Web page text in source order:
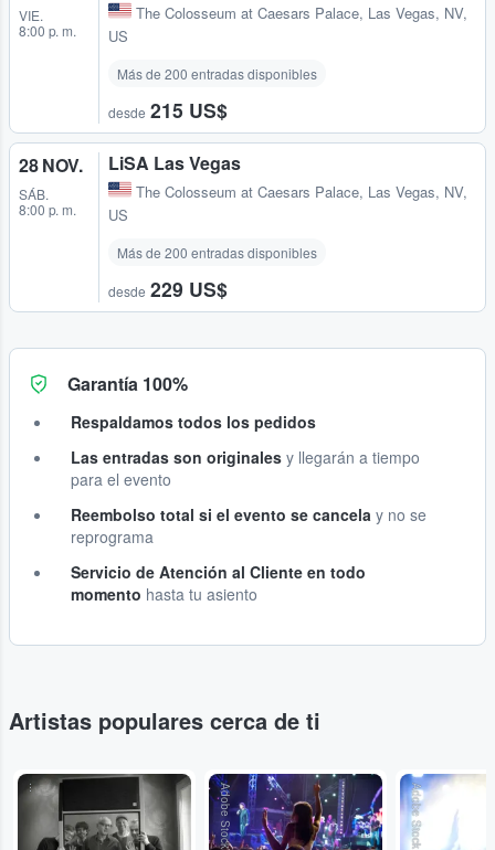
VIE.
8:00 p. m.
The Colosseum at Caesars Palace, Las Vegas, NV,
US
Más de 200 entradas disponibles
desde 215 US$
28 NOV.
SÁB.
8:00 p. m.
LiSA Las Vegas
The Colosseum at Caesars Palace, Las Vegas, NV,
US
Más de 200 entradas disponibles
desde 229 US$
Garantía 100%
Respaldamos todos los pedidos
Las entradas son originales y llegarán a tiempo
para el evento
Reembolso total si el evento se cancela y no se
reprograma
Servicio de Atención al Cliente en todo
momento hasta tu asiento
Artistas populares cerca de ti
... Adobe Stock Adobe Stock